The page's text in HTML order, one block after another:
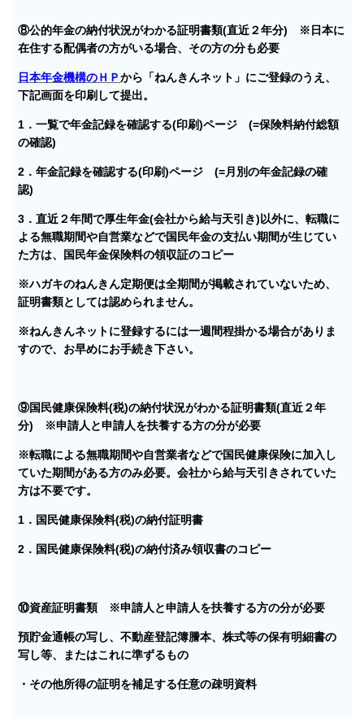
⑧公的年金の納付状況がわかる証明書類(直近２年分) ※日本に
在住する配偶者の方がいる場合、その方の分も必要
日本年金機構のＨＰから「ねんきんネット」にご登録のうえ、
下記画面を印刷して提出。
1．一覧で年金記録を確認する(印刷)ページ (=保険料納付総額
の確認)
2．年金記録を確認する(印刷)ページ (=月別の年金記録の確
認)
3．直近２年間で厚生年金(会社から給与天引き)以外に、転職に
よる無職期間や自営業などで国民年金の支払い期間が生じてい
た方は、国民年金保険料の領収証のコピー
※ハガキのねんきん定期便は全期間が掲載されていないため、
証明書類としては認められません。
※ねんきんネットに登録するには一週間程掛かる場合がありま
すので、お早めにお手続き下さい。
⑨国民健康保険料(税)の納付状況がわかる証明書類(直近２年
分) ※申請人と申請人を扶養する方の分が必要
※転職による無職期間や自営業者などで国民健康保険に加入し
ていた期間がある方のみ必要。会社から給与天引きされていた
方は不要です。
1．国民健康保険料(税)の納付証明書
2．国民健康保険料(税)の納付済み領収書のコピー
⑩資産証明書類 ※申請人と申請人を扶養する方の分が必要
預貯金通帳の写し、不動産登記簿謄本、株式等の保有明細書の
写し等、またはこれに準ずるもの
・その他所得の証明を補足する任意の疎明資料